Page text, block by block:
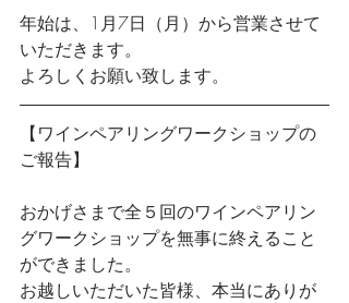
年始は、1月7日（月）から営業させて
いただきます。
よろしくお願い致します。
【ワインペアリングワークショップの
ご報告】
おかげさまで全５回のワインペアリン
グワークショップを無事に終えること
ができました。
お越しいただいた皆様、本当にありが